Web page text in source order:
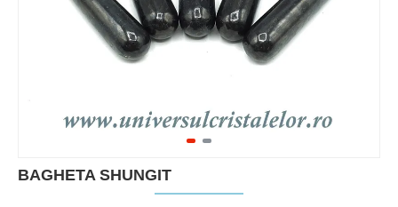
BAGHETA SHUNGIT